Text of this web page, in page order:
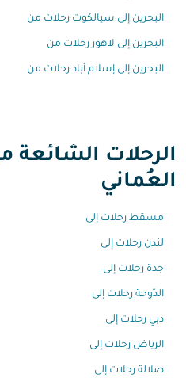
البحرين إلى سيالكوت رحلات من
البحرين إلى لاهور رحلات من
البحرين إلى إسلام أباد رحلات من
الرحلات الشائعة
العُماني
مسقط رحلات إلى
لندن رحلات إلى
جدة رحلات إلى
الدّوحة رحلات إلى
دبي رحلات إلى
الرياض رحلات إلى
صلالة رحلات إلى